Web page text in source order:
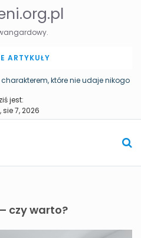
ARTYKUŁY
które nie udaje nikogo
miasta zapisana w przestrzeni
jest:
sie 7, 2026
czy warto?